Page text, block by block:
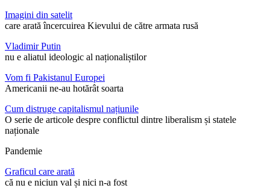
Imagini din satelit
care arată încercuirea Kievului de către armata rusă
Vladimir Putin
nu e aliatul ideologic al naționaliștilor
Vom fi Pakistanul Europei
Americanii ne-au hotărât soarta
Cum distruge capitalismul națiunile
O serie de articole despre conflictul dintre liberalism și statele
naționale
Pandemie
Graficul care arată
că nu e niciun val și nici n-a fost